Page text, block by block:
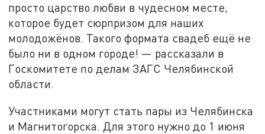
просто царство любви в чудесном месте,
которое будет сюрпризом для наших
молодожёнов. Такого формата свадеб ещё не
было ни в одном городе! — рассказали в
Госкомитете по делам ЗАГС Челябинской
области.
Участниками могут стать пары из Челябинска
и Магнитогорска. Для этого нужно до 1 июня